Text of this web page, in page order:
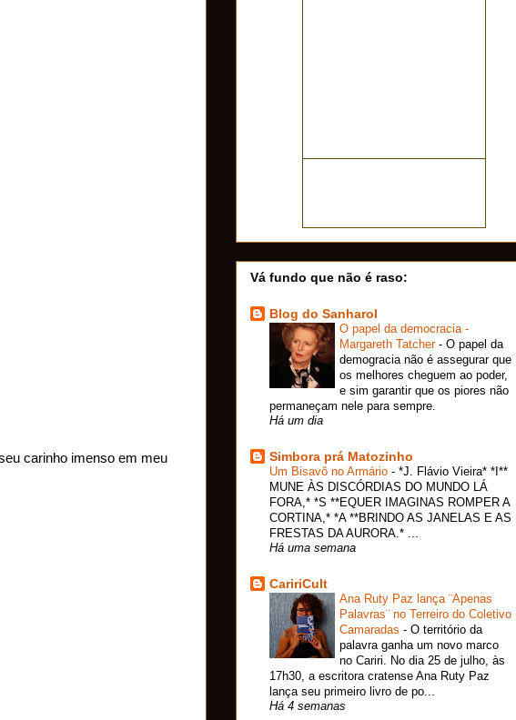
carinho imenso em meu
Vá fundo que não é raso:
Blog do Sanharol
O papel da democracia -
Margareth Tatcher - O papel da
demogracia não é assegurar que
os melhores cheguem ao poder,
e sim garantir que os piores não
permaneçam nele para sempre.
Há um dia
Simbora prá Matozinho
Um Bisavô no Armário - *J. Flávio Vieira* *I**
MUNE ÀS DISCÓRDIAS DO MUNDO LÁ
FORA,* *S **EQUER IMAGINAS ROMPER A
CORTINA,* *A **BRINDO AS JANELAS E AS
FRESTAS DA AURORA.* ...
Há uma semana
CaririCult
Ana Ruty Paz lança ¨Apenas
Palavras¨ no Terreiro do Coletivo
Camaradas - O território da
palavra ganha um novo marco
no Cariri. No dia 25 de julho, às
17h30, a escritora cratense Ana Ruty Paz
lança seu primeiro livro de po...
Há 4 semanas